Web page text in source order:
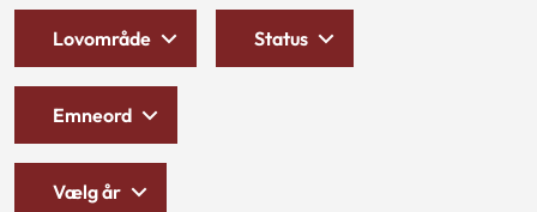
Lovområde Status
Emneord
Vælg år